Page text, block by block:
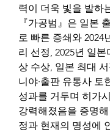
력이 더욱 빛을 발하
『가공범』은 일본
로 빠른 증쇄와 2024
리 선정, 2025년 일
상 수상, 일본 최대
니야·출판 유통사 토
성과를 거두며 히가
강력해졌음을 증명
정과 현재의 명성에